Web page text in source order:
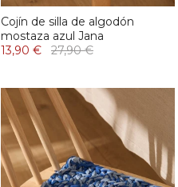
Cojín de silla de algodón
mostaza azul Jana
13,90 €
27,90 €